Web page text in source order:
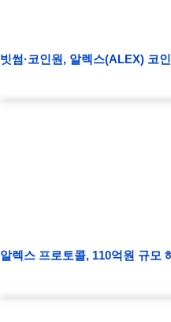
빗썸·코인원, 알렉스(ALEX) 코
알렉스 프로토콜, 110억원 규모